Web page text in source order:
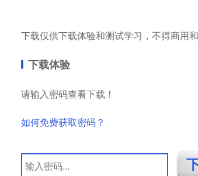
下载仅供下载体验和测试学习，不得商用和
下载体验
请输入密码查看下载！
如何免费获取密码？